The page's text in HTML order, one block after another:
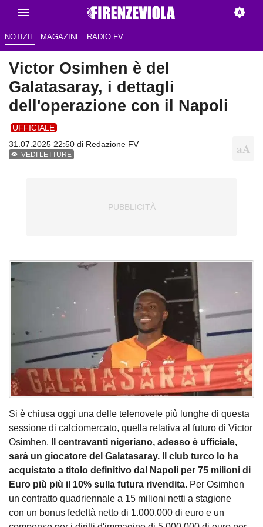
NOTIZIE MAGAZINE RADIO FV
Victor Osimhen è del
Galatasaray, i dettagli
dell'operazione con il Napoli
UFFICIALE
31.07.2025 22:50 di Redazione FV
VEDI LETTURE
Si è chiusa oggi una delle telenovele più lunghe di questa
sessione di calciomercato, quella relativa al futuro di Victor
Osimhen. Il centravanti nigeriano, adesso è ufficiale,
sarà un giocatore del Galatasaray. Il club turco lo ha
acquistato a titolo definitivo dal Napoli per 75 milioni di
Euro più più il 10% sulla futura rivendita. Per Osimhen
un contratto quadriennale a 15 milioni netti a stagione
con un bonus fedeltà netto di 1.000.000 di euro e un